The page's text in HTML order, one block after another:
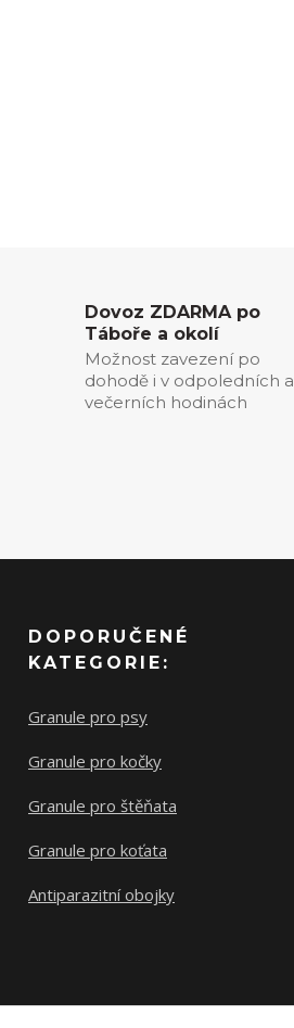
Dovoz ZDARMA po
Táboře a okolí
Možnost zavezení po
dohodě i v odpoledních a
večerních hodinách
DOPORUČENÉ
KATEGORIE:
Granule pro psy
Granule pro kočky
Granule pro štěňata
Granule pro koťata
Antiparazitní obojky